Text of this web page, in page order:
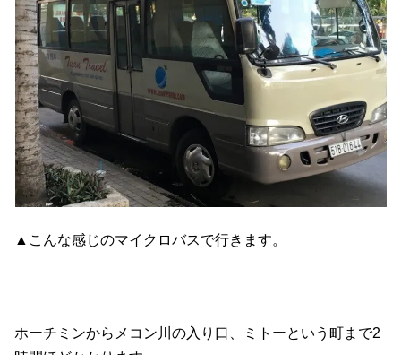
▲こんな感じのマイクロバスで行きます。
ホーチミンからメコン川の入り口、ミトーという町まで2